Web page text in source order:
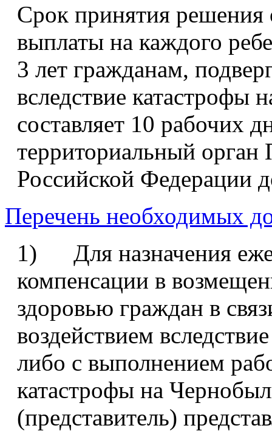
Срок принятия решения
выплаты на каждого
3 лет гражданам,
вследствие
составляет 10 рабочих
территориальный
Российской Федерации
Перечень необходимых
1) Для назначения
компенсации в
здоровью граждан в
воздействием
либо с выполнением
катастрофы на
(представитель)